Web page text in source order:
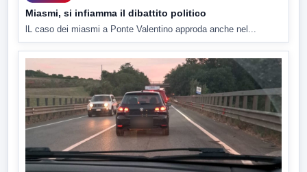
Miasmi, si infiamma il dibattito politico
lL caso dei miasmi a Ponte Valentino approda anche nel...